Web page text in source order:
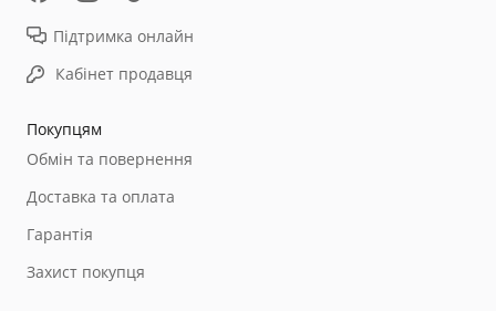
Покупцям
Обмін та повернення
Доставка та оплата
Гарантія
Захист покупця
Підтримка онлайн
Кабінет продавця